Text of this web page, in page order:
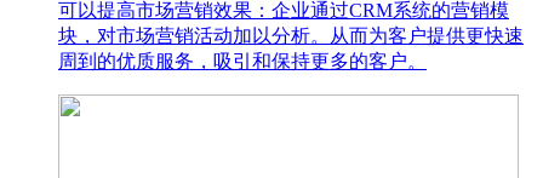
可以提高市场营销效果：企业通过CRM系统的营销模
块，对市场营销活动加以分析。从而为客户提供更快速
周到的优质服务，吸引和保持更多的客户。